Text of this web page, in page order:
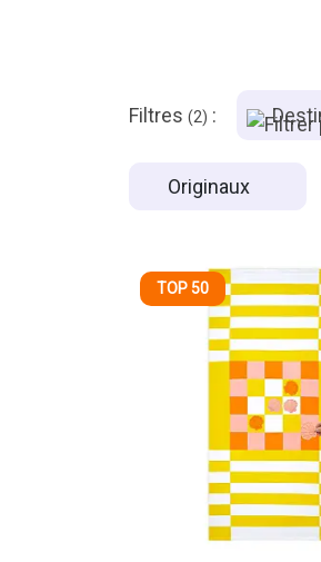
Filtres (2) :
Originaux
TOP 50